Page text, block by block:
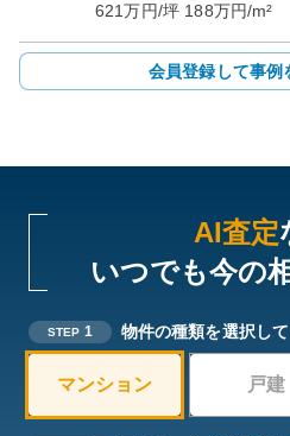
621万円/坪 188万円/m²
会員登録して事例
AI査定
いつでも今の
STEP 1 物件の種類を選択し
マンション 戸建